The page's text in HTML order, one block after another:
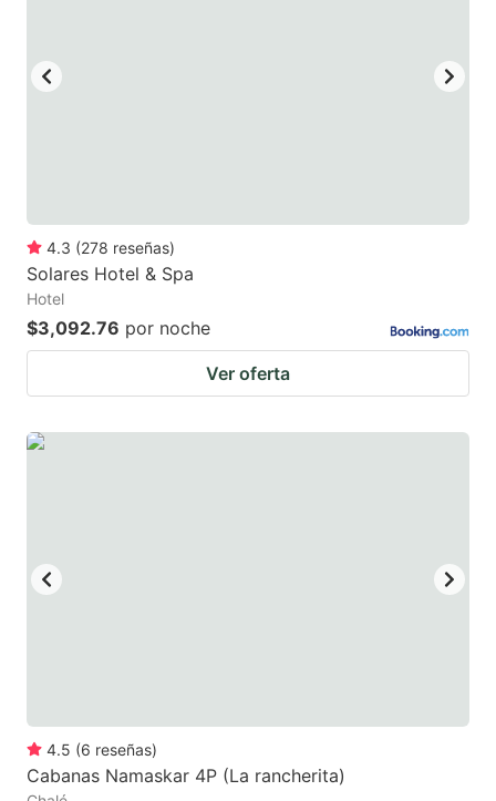
for
changing
4.3 (278 reseñas)
Solares Hotel & Spa
Hotel
$3,092.76 por noche
Ver oferta
4.5 (6 reseñas)
Cabanas Namaskar 4P (La rancherita)